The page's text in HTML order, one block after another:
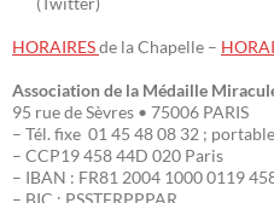
HORAIRESde la Chapelle –
Association de la Médaille
95 rue de Sèvres • 75006 PARIS
– Tél. fixe 01 45 48 08 32 ;
– CCP19 458 44D 020 Paris
– IBAN : FR81 2004 1000 0119